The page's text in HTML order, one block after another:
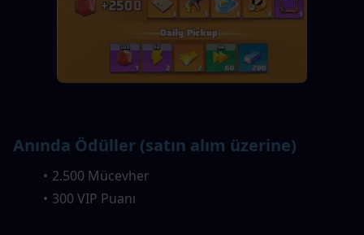
Anında Ödüller (satın alım üzerine)
2.500 Mücevher
300 VIP Puanı